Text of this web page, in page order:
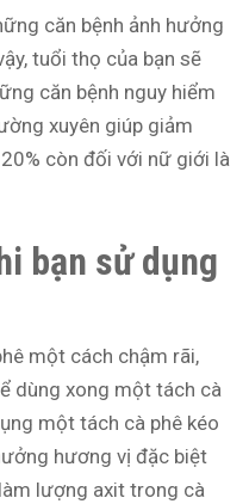
căn bệnh ảnh hưởng
tuổi thọ của bạn sẽ
căn bệnh nguy hiểm
xuyên giúp giảm
còn đối với nữ giới là
bạn sử dụng
một cách chậm rãi,
dùng xong một tách cà
một tách cà phê kéo
hương vị đặc biệt
lượng axit trong cà